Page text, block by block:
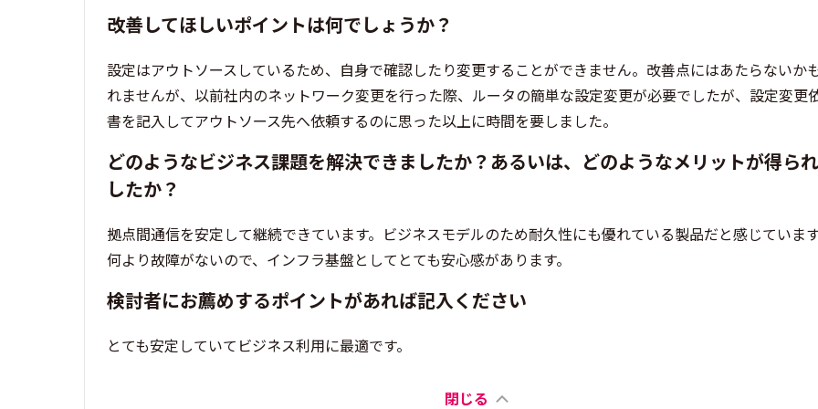
改善してほしいポイントは何でしょうか？
設定はアウトソースしているため、自身で確認したり変更することができません。改善点にはあたらないか
れませんが、以前社内のネットワーク変更を行った際、ルータの簡単な設定変更が必要でしたが、設定変更
書を記入してアウトソース先へ依頼するのに思った以上に時間を要しました。
どのようなビジネス課題を解決できましたか？あるいは、どのようなメリットが得ら
したか？
拠点間通信を安定して継続できています。ビジネスモデルのため耐久性にも優れている製品だと感じています
何より故障がないので、インフラ基盤としてとても安心感があります。
検討者にお薦めするポイントがあれば記入ください
とても安定していてビジネス利用に最適です。
閉じる